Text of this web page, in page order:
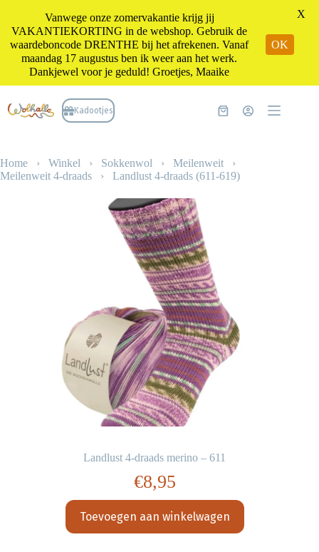
naar
de
Kadootjes Winkelwagen
Home › Winkel › Sokkenwol › Meilenweit ›
Meilenweit 4-draads › Landlust 4-draads (611-619)
Landlust 4-draads merino – 611
€8,95
Toevoegen aan winkelwagen
Vanwege onze zomervakantie krijg jij
VAKANTIEKORTING in de webshop. Gebruik de
waardeboncode DRENTHE bij het afrekenen. Vanaf
maandag 17 augustus ben ik weer aan het werk.
Dankjewel voor je geduld! Groetjes, Maaike
OK
X